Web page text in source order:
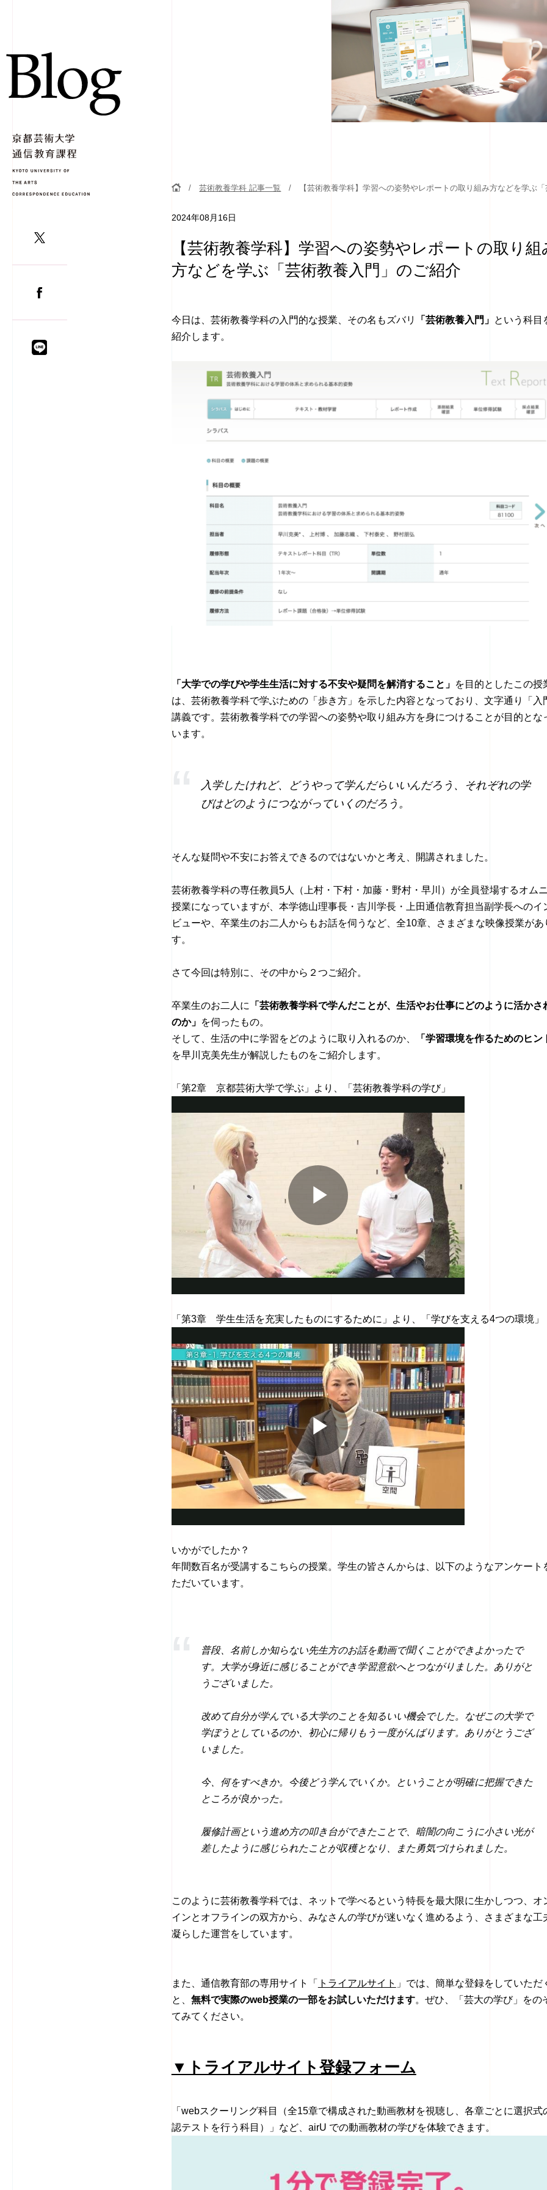
芸術教養学科 記事一覧 【芸術教養学科】学習への姿勢やレポートの取り組み方などを学ぶ
2024年08月16日
【芸術教養学科】学習への姿勢やレポートの取り組
方などを学ぶ「芸術教養入門」のご紹介
今日は、芸術教養学科の入門的な授業、その名もズバリ 「芸術教養入門」 という科目
紹介します。
「大学での学びや学生生活に対する不安や疑問を解消すること」 を目的としたこの授
は、芸術教養学科で学ぶための「歩き方」を示した内容となっており、文字通り「入
講義です。芸術教養学科での学習への姿勢や取り組み方を身につけることが目的とな
います。
入学したけれど、どうやって学んだらいいんだろう、それぞれの学
びはどのようにつながっていくのだろう。
そんな疑問や不安にお答えできるのではないかと考え、開講されました。
芸術教養学科の専任教員5人（上村・下村・加藤・野村・早川）が全員登場するオム
授業になっていますが、本学徳山理事長・吉川学長・上田通信教育担当副学長へのイ
ビューや、卒業生のお二人からもお話を伺うなど、全10章、さまざまな映像授業があ
す。
さて今回は特別に、その中から２つご紹介。
卒業生のお二人に
「芸術教養学科で学んだことが、生活やお仕事にどのように活かさ
のか」 を伺ったもの。
そして、生活の中に学習をどのように取り入れるのか、
「学習環境を作るためのヒン
を早川克美先生が解説したものをご紹介します。
「第2章 京都芸術大学で学ぶ」より、「芸術教養学科の学び」
「第3章 学生生活を充実したものにするために」より、「学びを支える4つの環境」
いかがでしたか？
年間数百名が受講するこちらの授業。学生の皆さんからは、以下のようなアンケート
ただいています。
普段、名前しか知らない先生方のお話を動画で聞くことができよかったで
す。大学が身近に感じることができ学習意欲へとつながりました。ありがと
うございました。
改めて自分が学んでいる大学のことを知るいい機会でした。なぜこの大学で
学ぼうとしているのか、初心に帰りもう一度がんばります。ありがとうござ
いました。
今、何をすべきか。今後どう学んでいくか。ということが明確に把握できた
ところが良かった。
履修計画という進め方の叩き台ができたことで、暗闇の向こうに小さい光が
差したように感じられたことが収穫となり、また勇気づけられました。
このように芸術教養学科では、ネットで学べるという特長を最大限に生かしつつ、オ
インとオフラインの双方から、みなさんの学びが迷いなく進めるよう、さまざまな工
凝らした運営をしています。
また、通信教育部の専用サイト「 トライアルサイト 」では、簡単な登録をしていただ
と、 無料で実際のweb授業の一部をお試しいただけます。ぜひ、
「芸大の学び」をの
てみてください。
▼トライアルサイト登録フォーム
「webスクーリング科目（全15章で構成された動画教材を視聴し、 各章ごとに選択式
認テストを行う科目）」など、airU での動画教材の学びを体験できます。